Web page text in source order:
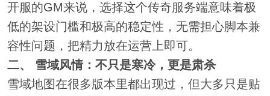
开服的GM来说，选择这个传奇服务端意味着极
低的架设门槛和极高的稳定性，无需担心脚本兼
容性问题，把精力放在运营上即可。
二、 雪域风情：不只是寒冷，更是肃杀
雪域地图在很多版本里都出现过，但大多只是贴